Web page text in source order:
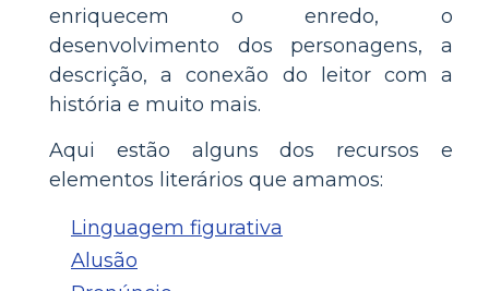
enriquecem o enredo, o
desenvolvimento dos personagens, a
descrição, a conexão do leitor com a
história e muito mais.
Aqui estão alguns dos recursos e
elementos literários que amamos:
Linguagem figurativa
Alusão